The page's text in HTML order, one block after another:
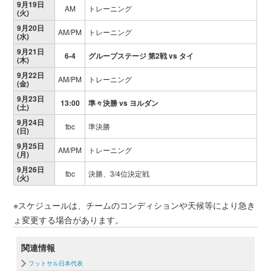
9月19日
(火) AM トレーニング
9月20日
(水) AM/PM トレーニング
9月21日
(木) 6-4
グループステージ 第2戦 vs タイ
9月22日
(金) AM/PM トレーニング
9月23日
(土) 13:00
準々決勝 vs ヨルダン
9月24日
(日) tbc 準決勝
9月25日
(月) AM/PM トレーニング
9月26日
(火) tbc 決勝、3/4位決定戦
※スケジュールは、チームのコンディションや天候等により急き
ょ変更する場合があります。
関連情報
フットサル日本代表